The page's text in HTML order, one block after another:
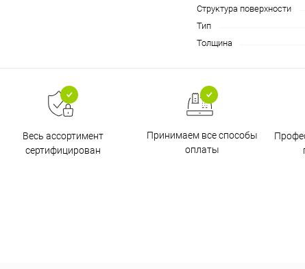
Структура поверхности
Тип
Толщина
Весь ассортимент
сертифицирован
Принимаем все способы
оплаты